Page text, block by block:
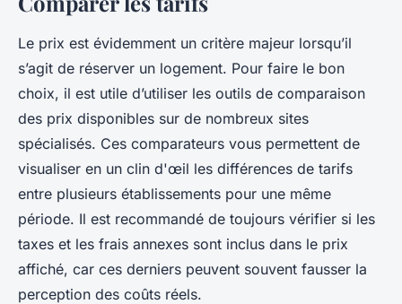
Le prix est évidemment un critère majeur lorsqu’il
s’agit de réserver un logement. Pour faire le bon
choix, il est utile d’utiliser les outils de comparaison
des prix disponibles sur de nombreux sites
spécialisés. Ces comparateurs vous permettent de
visualiser en un clin d'œil les différences de tarifs
entre plusieurs établissements pour une même
période. Il est recommandé de toujours vérifier si les
taxes et les frais annexes sont inclus dans le prix
affiché, car ces derniers peuvent souvent fausser la
perception des coûts réels.